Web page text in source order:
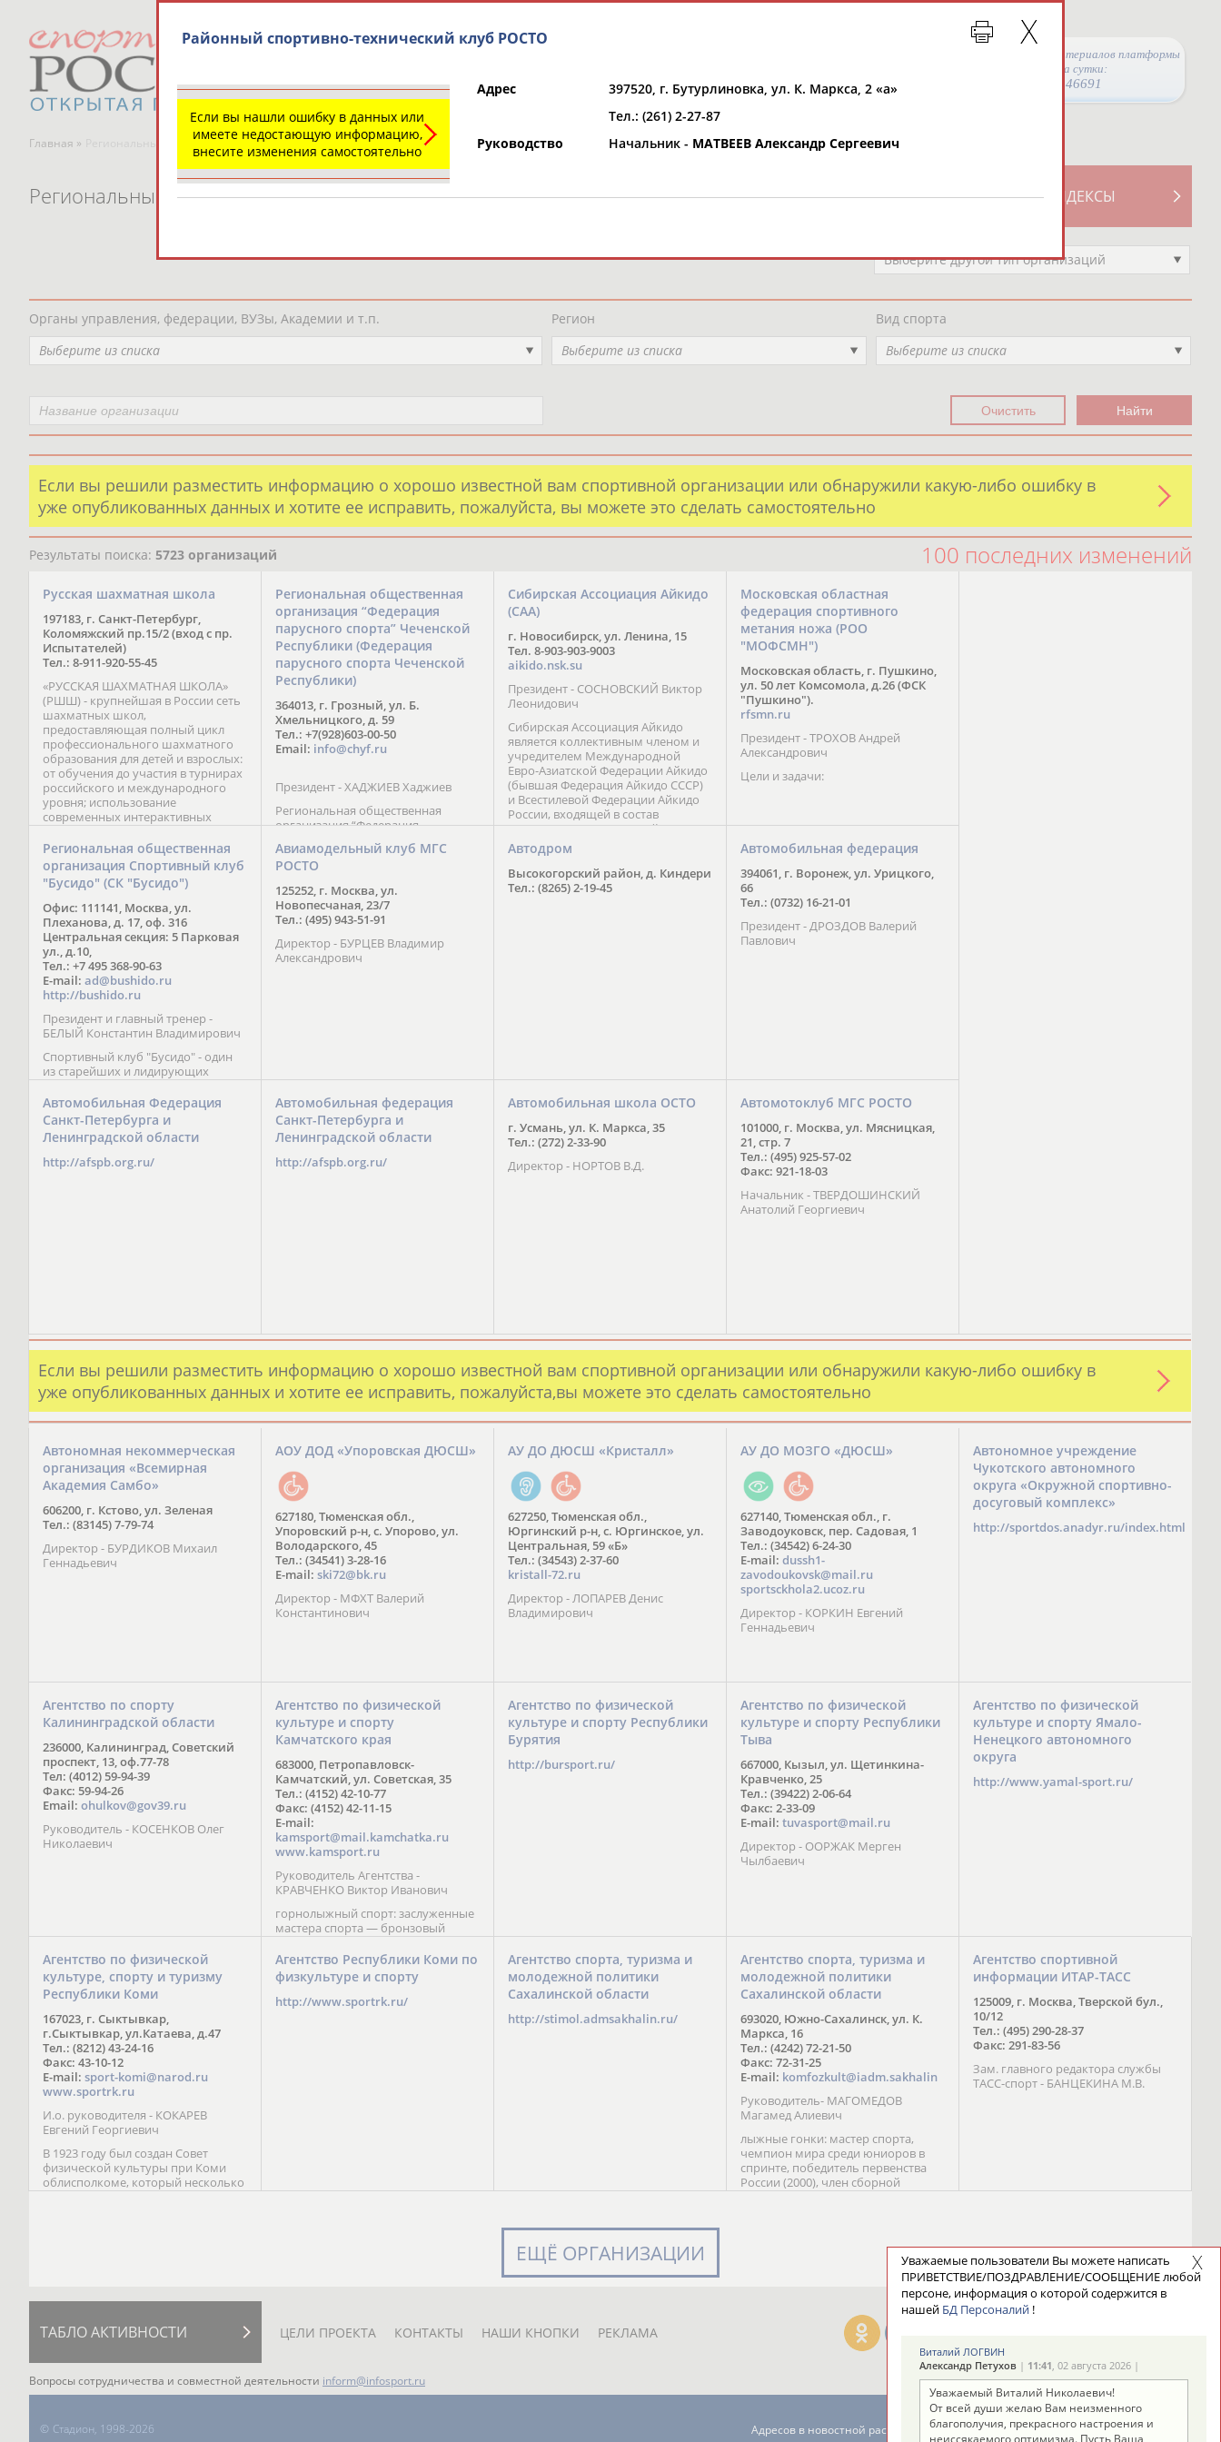
Просмотры материалов платформы
за сутки:
46691
Главная » Региональные спортивные организации
СВОДНЫЕ ИНДЕКСЫ
ТАБЛО АКТИВНОСТИ
РЕСУРСНАЯ ПЛОЩАДКА
Региональные спортивные организации
Выберите другой тип организаций
Органы управления, федерации, ВУЗы, Академии и т.п.
Выберите из списка
Регион
Выберите из списка
Вид спорта
Выберите из списка
Если вы решили разместить информацию о хорошо известной вам спортивной организации или обнаружили какую-либо ошибку в
уже опубликованных данных и хотите ее исправить, пожалуйста, вы можете это сделать самостоятельно
Результаты поиска: 5723 организаций 100 последних изменений
Русская шахматная школа
197183, г. Санкт-Петербург,
Коломяжский пр.15/2 (вход с пр.
Испытателей)
Тел.: 8-911-920-55-45
«РУССКАЯ ШАХМАТНАЯ ШКОЛА»
(РШШ) - крупнейшая в России сеть
шахматных школ,
предоставляющая полный цикл
профессионального шахматного
образования для детей и взрослых:
от обучения до участия в турнирах
российского и международного
уровня; использование
современных интерактивных
методик подачи материала;
обучение на русском и английском
языках; специалисты с опытом
преподавания более 20 лет;
направленность на общее
развитие ребенка: проведение
творческих мастер-классов, уроков
по истории и литературе,
организация регулярных
шахматных сборов на спортивных
базах и в детских лагерях,
проведение встреч с выдающимися
шахматистами; корпоративное
обучение; онлайн обучение в
форме вебинаров и
индивидуальных занятий, круглые
столы российских и
международных тренеров,
трансляция мероприятий и
турниров.
Региональная общественная
организация “Федерация
парусного спорта” Чеченской
Республики (Федерация
парусного спорта Чеченской
Республики)
364013, г. Грозный, ул. Б.
Хмельницкого, д. 59
Тел.: +7(928)603-00-50
Email: info@chyf.ru
Президент - ХАДЖИЕВ Хаджиев
Региональная общественная
организация “Федерация
парусного спорта” Чеченской
Республики начала свою
деятельность в декабре 2016 года.
Миссия федерации состоит в
популяризации парусного спорта,
привлечении и содействии
развитию спорта в этом регионе и
спортсменов на российских и
международных соревнованиях.
Сибирская Ассоциация Айкидо
(САА)
г. Новосибирск, ул. Ленина, 15
Тел. 8-903-903-9003
aikido.nsk.su
Президент - СОСНОВСКИЙ Виктор
Леонидович
Сибирская Ассоциация Айкидо
является коллективным членом и
учредителем Международной
Евро-Азиатской Федерации Айкидо
(бывшая Федерация Айкидо СССР)
и Всестилевой Федерации Айкидо
России, входящей в состав
Национального Совета Айкидо
России, президентом которого
является С. В. Киреенко
Московская областная
федерация спортивного
метания ножа (РОО
"МОФСМН")
Московская область, г. Пушкино,
ул. 50 лет Комсомола, д.26 (ФСК
"Пушкино").
rfsmn.ru
Президент - ТРОХОВ Андрей
Александрович
Цели и задачи:
Региональная общественная
организация Спортивный клуб
"Бусидо" (СК "Бусидо")
Офис: 111141, Москва, ул.
Плеханова, д. 17, оф. 316
Центральная секция: 5 Парковая
ул., д.10,
Тел.: +7 495 368-90-63
E-mail: ad@bushido.ru
http://bushido.ru
Президент и главный тренер -
БЕЛЫЙ Константин Владимирович
Спортивный клуб "Бусидо" - один
из старейших и лидирующих
клубов России, изучающих и
развивающих различные боевые
искусства и, прежде всего, каратэ
Кёкусинкай - первого в мире стиля
контактного каратэ, получившего
огромное развитие во всем
мире. Однако, спектр интересов
Авиамодельный клуб МГС
РОСТО
125252, г. Москва, ул.
Новопесчаная, 23/7
Тел.: (495) 943-51-91
Директор - БУРЦЕВ Владимир
Александрович
Автодром
Высокогорский район, д. Киндери
Тел.: (8265) 2-19-45
Автомобильная федерация
394061, г. Воронеж, ул. Урицкого,
66
Тел.: (0732) 16-21-01
Президент - ДРОЗДОВ Валерий
Павлович
Автомобильная Федерация
Санкт-Петербурга и
Ленинградской области
http://afspb.org.ru/
Автомобильная федерация
Санкт-Петербурга и
Ленинградской области
http://afspb.org.ru/
Автомобильная школа ОСТО
г. Усмань, ул. К. Маркса, 35
Тел.: (272) 2-33-90
Директор - НОРТОВ В.Д.
Автомотоклуб МГС РОСТО
101000, г. Москва, ул. Мясницкая,
21, стр. 7
Тел.: (495) 925-57-02
Факс: 921-18-03
Начальник - ТВЕРДОШИНСКИЙ
Анатолий Георгиевич
Если вы решили разместить информацию о хорошо известной вам спортивной организации или обнаружили какую-либо ошибку в
уже опубликованных данных и хотите ее исправить, пожалуйста,вы можете это сделать самостоятельно
Автономная некоммерческая
организация «Всемирная
Академия Самбо»
606200, г. Кстово, ул. Зеленая
Тел.: (83145) 7-79-74
Директор - БУРДИКОВ Михаил
Геннадьевич
АОУ ДОД «Упоровская ДЮСШ»
627180, Тюменская обл.,
Упоровский р-н, с. Упорово, ул.
Володарского, 45
Тел.: (34541) 3-28-16
E-mail: ski72@bk.ru
Директор - МФХТ Валерий
Константинович
АУ ДО ДЮСШ «Кристалл»
627250, Тюменская обл.,
Юргинский р-н, с. Юргинское, ул.
Центральная, 59 «Б»
Тел.: (34543) 2-37-60
kristall-72.ru
Директор - ЛОПАРЕВ Денис
Владимирович
АУ ДО МОЗГО «ДЮСШ»
627140, Тюменская обл., г.
Заводоуковск, пер. Садовая, 1
Тел.: (34542) 6-24-30
​E-mail: dussh1-
zavodoukovsk@mail.ru
sportsckhola2.ucoz.ru
Директор - КОРКИН Евгений
Геннадьевич
Автономное учреждение
Чукотского автономного
округа «Окружной спортивно-
досуговый комплекс»
http://sportdos.anadyr.ru/index.html
Агентство по спорту
Калининградской области
236000, Калининград, Советский
проспект, 13, оф.77-78
Тел: (4012) 59-94-39
Факс: 59-94-26
Email: ohulkov@gov39.ru
Руководитель - КОСЕНКОВ Олег
Николаевич
Агентство по физической
культуре и спорту
Камчатского края
683000, Петропавловск-
Камчатский, ул. Советская, 35
Тел.: (4152) 42-10-77
Факс: (4152) 42-11-15
E-mail:
kamsport@mail.kamchatka.ru
www.kamsport.ru
Руководитель Агентства -
КРАВЧЕНКО Виктор Иванович
горнолыжный спорт: заслуженные
мастера спорта — бронзовый
призер Кубка мира (1997),
обладатель Кубка Европы (2002) В.
Зеленская; бронзовый призер
Паралимпийских игр в Солт-Лейк-
Сити (2002) А. Мошкин; мастер
Агентство по физической
культуре и спорту Республики
Бурятия
http://bursport.ru/
Агентство по физической
культуре и спорту Республики
Тыва
667000, Кызыл, ул. Щетинкина-
Кравченко, 25
Тел.: (39422) 2-06-64
Факс: 2-33-09
E-mail: tuvasport@mail.ru
Директор - ООРЖАК Мерген
Чылбаевич
Агентство по физической
культуре и спорту Ямало-
Ненецкого автономного
округа
http://www.yamal-sport.ru/
Агентство по физической
культуре, спорту и туризму
Республики Коми
167023, г. Сыктывкар,
г.Сыктывкар, ул.Катаева, д.47
Тел.: (8212) 43-24-16
Факс: 43-10-12
E-mail: sport-komi@narod.ru
www.sportrk.ru
И.о. руководителя - КОКАРЕВ
Евгений Георгиевич
В 1923 году был создан Совет
физической культуры при Коми
облисполкоме, который несколько
раз реорганизовывался; с 1994 года
Агентство Республики Коми по
физкультуре и спорту
http://www.sportrk.ru/
Агентство спорта, туризма и
молодежной политики
Сахалинской области
http://stimol.admsakhalin.ru/
Агентство спорта, туризма и
молодежной политики
Сахалинской области
693020, Южно-Сахалинск, ул. К.
Маркса, 16
Тел.: (4242) 72-21-50
Факс: 72-31-25
E-mail: komfozkult@iadm.sakhalin
Руководитель- МАГОМЕДОВ
Магамед Алиевич
лыжные гонки: мастер спорта,
чемпион мира среди юниоров в
спринте, победитель первенства
России (2000), член сборной
команды России С. Новиков;
Кубка России (1999) В. Разницын;
первенств России (1999, 2000), член
юниорской сборной команды
Агентство спортивной
информации ИТАР-ТАСС
125009, г. Москва, Тверской бул.,
10/12
Тел.: (495) 290-28-37
Факс: 291-83-56
Зам. главного редактора службы
ТАСС-спорт - БАНЦЕКИНА М.В.
ЕЩЁ ОРГАНИЗАЦИИ
Районный спортивно-технический клуб РОСТО
Если вы нашли ошибку в данных или
имеете недостающую информацию,
внесите изменения самостоятельно
Адрес
397520, г. Бутурлиновка, ул. К. Маркса, 2 «а»
Тел.: (261) 2-27-87
Руководство
Начальник - МАТВЕЕВ Александр Сергеевич
ТАБЛО АКТИВНОСТИ ЦЕЛИ ПРОЕКТА КОНТАКТЫ НАШИ КНОПКИ РЕКЛАМА
Вопросы сотрудничества и совместной деятельности inform@infosport.ru
© Стадион, 1998-2026 Адресов в новостной рассылке: 996
Уважаемые пользователи Вы можете написать
ПРИВЕТСТВИЕ/ПОЗДРАВЛЕНИЕ/СООБЩЕНИЕ любой
персоне, информация о которой содержится в
нашей БД Персоналий !
Виталий ЛОГВИН
Александр Петухов | 11:41, 02 августа 2026 |
Уважаемый Виталий Николаевич!
От всей души желаю Вам неизменного
благополучия, прекрасного настроения и
неиссякаемого оптимизма. Пусть Ваша